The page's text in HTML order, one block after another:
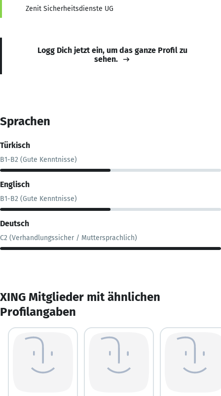
Zenit Sicherheitsdienste UG
Logg Dich jetzt ein, um das ganze Profil zu
sehen.
Sprachen
Türkisch
B1-B2 (Gute Kenntnisse)
Englisch
B1-B2 (Gute Kenntnisse)
Deutsch
C2 (Verhandlungssicher / Muttersprachlich)
XING Mitglieder mit ähnlichen
Profilangaben